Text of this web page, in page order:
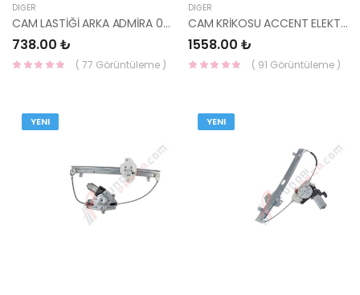
DIĞER
CAM LASTİĞİ ARKA ADMİRA 03-05 87130-25500-HMC
738.00 ₺
( 77 Görüntüleme )
DIĞER
CAM KRİKOSU ACCENT ELEKTRİKLİ 06-11 ERA ÖN SOL / RIO 82401-1G010-YS
1558.00 ₺
( 91 Görüntüleme )
YENI YENI